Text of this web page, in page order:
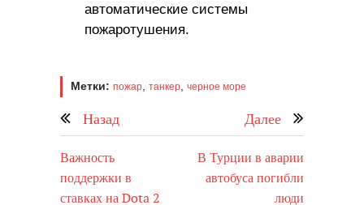
автоматические системы
пожаротушения.
Метки: пожар танкер черное море
Назад Далее
Важность
поддержки в
ставках на Dota 2
В Турции в аварии
автобуса погибли
люди